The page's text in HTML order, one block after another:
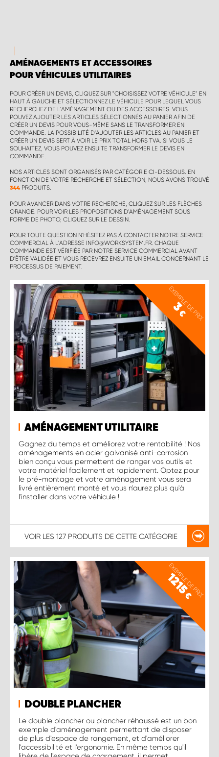
AMÉNAGEMENTS ET ACCESSOIRES
POUR VÉHICULES UTILITAIRES
POUR CRÉER UN DEVIS, CLIQUEZ SUR "CHOISISSEZ VOTRE VÉHICULE" EN
HAUT À GAUCHE ET SÉLECTIONNEZ LE VÉHICULE POUR LEQUEL VOUS
RECHERCHEZ DE L'AMÉNAGEMENT OU DES ACCESSOIRES. VOUS
POUVEZ AJOUTER LES ARTICLES SÉLECTIONNÉS AU PANIER AFIN DE
CRÉER UN DEVIS POUR VOUS-MÊME SANS LE TRANSFORMER EN
COMMANDE. LA POSSIBILITÉ D'AJOUTER LES ARTICLES AU PANIER ET
CRÉER UN DEVIS SERT À VOIR LE PRIX TOTAL HORS TVA. SI VOUS LE
SOUHAITEZ, VOUS POUVEZ ENSUITE TRANSFORMER LE DEVIS EN
COMMANDE.
NOS ARTICLES SONT ORGANISÉS PAR CATÉGORIE CI-DESSOUS. EN
FONCTION DE VOTRE RECHERCHE ET SÉLECTION, NOUS AVONS TROUVÉ
344 PRODUITS.
POUR AVANCER DANS VOTRE RECHERCHE, CLIQUEZ SUR LES FLÈCHES
ORANGE. POUR VOIR LES PROPOSITIONS D'AMÉNAGEMENT SOUS
FORME DE PHOTO, CLIQUEZ SUR LE DESSIN.
POUR TOUTE QUESTION N'HÉSITEZ PAS À CONTACTER NOTRE SERVICE
COMMERCIAL À L'ADRESSE INFO@WORKSYSTEM.FR. CHAQUE
COMMANDE EST VÉRIFIÉE PAR NOTRE SERVICE COMMERCIAL AVANT
D'ÊTRE VALIDÉE ET VOUS RECEVREZ ENSUITE UN EMAIL CONCERNANT LE
PROCESSUS DE PAIEMENT.
EXEMPLE DE PRIX
3
€
AMÉNAGEMENT UTILITAIRE
Gagnez du temps et améliorez votre rentabilité ! Nos
aménagements en acier galvanisé anti-corrosion
bien conçu vous permettent de ranger vos outils et
votre matériel facilement et rapidement. Optez pour
le pré-montage et votre aménagement vous sera
livré entièrement monté et vous n'aurez plus qu'à
l'installer dans votre véhicule !
VOIR LES 127 PRODUITS DE CETTE CATÉGORIE
EXEMPLE DE PRIX
1215
€
DOUBLE PLANCHER
Le double plancher ou plancher réhaussé est un bon
exemple d'aménagement permettant de disposer
de plus d'espace de rangement, et d'améliorer
l'accessibilité et l'ergonomie. En même temps qu'il